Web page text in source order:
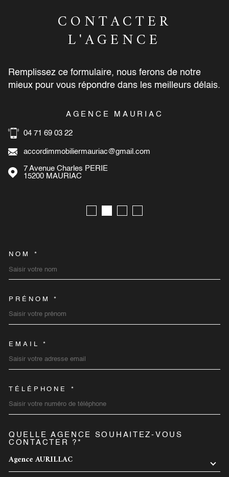
CONTACTER
L'AGENCE
Remplissez ce formulaire, nous ferons de notre
mieux pour vous répondre dans les meilleurs délais.
AGENCE MAURIAC
04 71 69 03 22
accordimmobiliermauriac@gmail.com
7 Avenue Charles PERIE
15200
MAURIAC
NOM *
PRÉNOM *
EMAIL *
TÉLÉPHONE *
QUELLE AGENCE SOUHAITEZ-VOUS
CONTACTER ?*
Agence AURILLAC